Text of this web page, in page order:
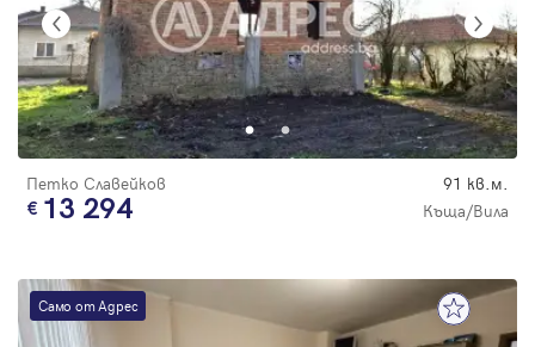
Петко Славейков 91 кв.м.
13 294 Къща/Вила
Само от Адрес